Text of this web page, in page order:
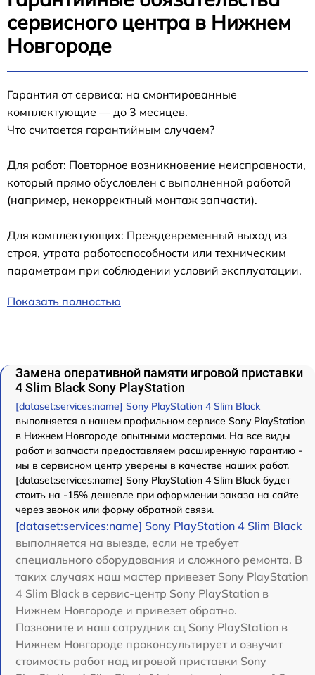
сервисного центра в Нижнем
Новгороде
Гарантия от сервиса: на смонтированные
комплектующие — до 3 месяцев.
Что считается гарантийным случаем?
Для работ: Повторное возникновение неисправности,
который прямо обусловлен с выполненной работой
(например, некорректный монтаж запчасти).
Для комплектующих: Преждевременный выход из
строя, утрата работоспособности или техническим
параметрам при соблюдении условий эксплуатации.
Показать полностью
Замена оперативной памяти игровой приставки
4 Slim Black Sony PlayStation
[dataset:services:name] Sony PlayStation 4 Slim Black
выполняется в нашем профильном сервисе Sony PlayStation
в Нижнем Новгороде опытными мастерами. На все виды
работ и запчасти предоставляем расширенную гарантию -
мы в сервисном центр уверены в качестве наших работ.
[dataset:services:name] Sony PlayStation 4 Slim Black будет
стоить на -15% дешевле при оформлении заказа на сайте
через звонок или форму обратной связи.
[dataset:services:name] Sony PlayStation 4 Slim Black
выполняется на выезде, если не требует
специального оборудования и сложного ремонта. В
таких случаях наш мастер привезет Sony PlayStation
4 Slim Black в сервис-центр Sony PlayStation в
Нижнем Новгороде и привезет обратно.
Позвоните и наш сотрудник сц Sony PlayStation в
Нижнем Новгороде проконсультирует и озвучит
стоимость работ над игровой приставки Sony